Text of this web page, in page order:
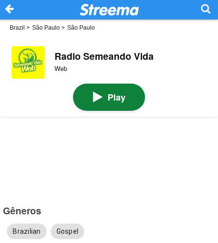
Brazil > São Paulo > São Paulo
Radio Semeando Vida
Web
Play
Gêneros
Brazilian Gospel